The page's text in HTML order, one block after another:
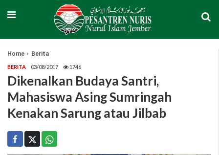
Home Berita
BERITA 03/08/2017 1746
Dikenalkan Budaya Santri,
Mahasiswa Asing Sumringah
Kenakan Sarung atau Jilbab